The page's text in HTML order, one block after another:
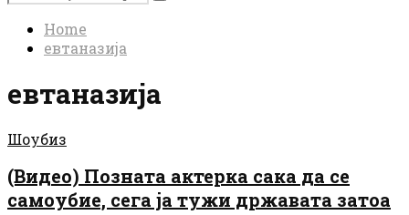
for:
Search
Home
евтаназија
евтаназија
Шоубиз
(Видео) Позната актерка сака да се
самоубие, сега ја тужи државата затоа